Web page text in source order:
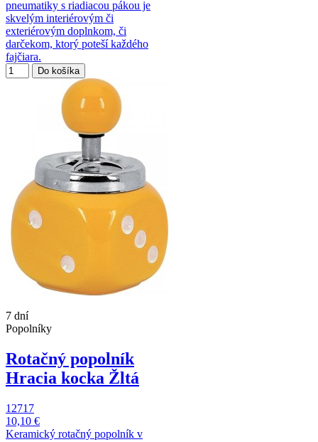
pneumatiky s riadiacou pákou je
skvelým interiérovým či
exteriérovým doplnkom, či
darčekom, ktorý poteší každého
fajčiara.
Do košíka
7 dní
Popolníky
Rotačný popolník
Hracia kocka Žltá
12717
10,10 €
Keramický rotačný popolník v